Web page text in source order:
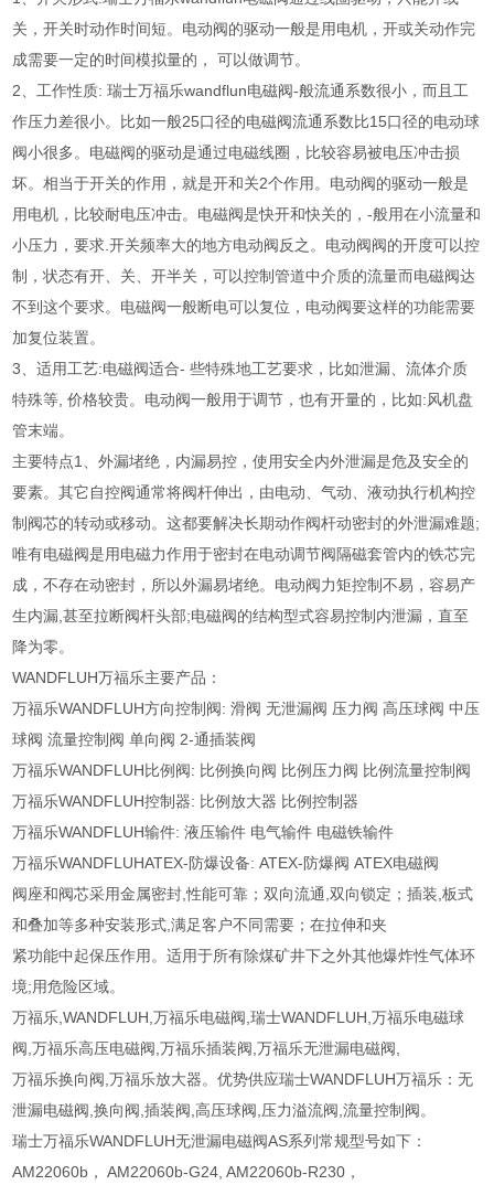
关，开关时动作时间短。电动阀的驱动一般是用电机，开或关动作完
成需要一定的时间模拟量的， 可以做调节。
2、工作性质: 瑞士万福乐wandflun电磁阀-般流通系数很小，而且工
作压力差很小。比如一般25口径的电磁阀流通系数比15口径的电动球
阀小很多。电磁阀的驱动是通过电磁线圈，比较容易被电压冲击损
坏。相当于开关的作用，就是开和关2个作用。电动阀的驱动一般是
用电机，比较耐电压冲击。电磁阀是快开和快关的，-般用在小流量和
小压力，要求.开关频率大的地方电动阀反之。电动阀阀的开度可以控
制，状态有开、关、开半关，可以控制管道中介质的流量而电磁阀达
不到这个要求。电磁阀一般断电可以复位，电动阀要这样的功能需要
加复位装置。
3、适用工艺:电磁阀适合- 些特殊地工艺要求，比如泄漏、流体介质
特殊等, 价格较贵。电动阀一般用于调节，也有开量的，比如:风机盘
管末端。
主要特点1、外漏堵绝，内漏易控，使用安全内外泄漏是危及安全的
要素。其它自控阀通常将阀杆伸出，由电动、气动、液动执行机构控
制阀芯的转动或移动。这都要解决长期动作阀杆动密封的外泄漏难题;
唯有电磁阀是用电磁力作用于密封在电动调节阀隔磁套管内的铁芯完
成，不存在动密封，所以外漏易堵绝。电动阀力矩控制不易，容易产
生内漏,甚至拉断阀杆头部;电磁阀的结构型式容易控制内泄漏，直至
降为零。
WANDFLUH万福乐主要产品：
万福乐WANDFLUH方向控制阀: 滑阀 无泄漏阀 压力阀 高压球阀 中压
球阀 流量控制阀 单向阀 2-通插装阀
万福乐WANDFLUH比例阀: 比例换向阀 比例压力阀 比例流量控制阀
万福乐WANDFLUH控制器: 比例放大器 比例控制器
万福乐WANDFLUH输件: 液压输件 电气输件 电磁铁输件
万福乐WANDFLUHATEX-防爆设备: ATEX-防爆阀 ATEX电磁阀
阀座和阀芯采用金属密封,性能可靠；双向流通,双向锁定；插装,板式
和叠加等多种安装形式,满足客户不同需要；在拉伸和夹
紧功能中起保压作用。适用于所有除煤矿井下之外其他爆炸性气体环
境;用危险区域。
万福乐,WANDFLUH,万福乐电磁阀,瑞士WANDFLUH,万福乐电磁球
阀,万福乐高压电磁阀,万福乐插装阀,万福乐无泄漏电磁阀,
万福乐换向阀,万福乐放大器。优势供应瑞士WANDFLUH万福乐：无
泄漏电磁阀,换向阀,插装阀,高压球阀,压力溢流阀,流量控制阀。
瑞士万福乐WANDFLUH无泄漏电磁阀AS系列常规型号如下：
AM22060b， AM22060b-G24, AM22060b-R230，